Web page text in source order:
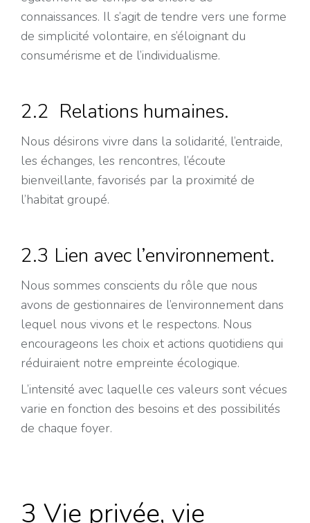
connaissances. Il s’agit de tendre vers une forme
de simplicité volontaire, en s’éloignant du
consumérisme et de l’individualisme.
2.2 Relations humaines.
Nous désirons vivre dans la solidarité, l’entraide,
les échanges, les rencontres, l’écoute
bienveillante, favorisés par la proximité de
l’habitat groupé.
2.3 Lien avec l’environnement.
Nous sommes conscients du rôle que nous
avons de gestionnaires de l’environnement dans
lequel nous vivons et le respectons. Nous
encourageons les choix et actions quotidiens qui
réduiraient notre empreinte écologique.
L’intensité avec laquelle ces valeurs sont vécues
varie en fonction des besoins et des possibilités
de chaque foyer.
3 Vie privée, vie